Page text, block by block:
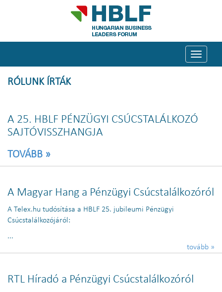
Toggle
RÓLUNK ÍRTÁK
A 25. HBLF PÉNZÜGYI CSÚCSTALÁLKOZÓ
SAJTÓVISSZHANGJA
TOVÁBB »
A Magyar Hang a Pénzügyi Csúcstalálkozóról
A Telex.hu tudósítása a HBLF 25. jubileumi Pénzügyi
Csúcstalálkozójáról:
...
tovább »
RTL Híradó a Pénzügyi Csúcstalálkozóról